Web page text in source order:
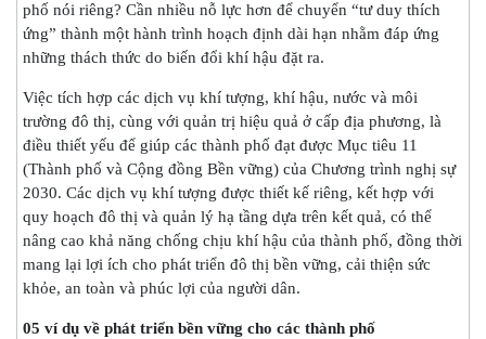
phố nói riêng? Cần nhiều nỗ lực hơn để chuyển “tư duy thích
ứng” thành một hành trình hoạch định dài hạn nhằm đáp ứng
những thách thức do biến đổi khí hậu đặt ra.
Việc tích hợp các dịch vụ khí tượng, khí hậu, nước và môi
trường đô thị, cùng với quản trị hiệu quả ở cấp địa phương, là
điều thiết yếu để giúp các thành phố đạt được Mục tiêu 11
(Thành phố và Cộng đồng Bền vững) của Chương trình nghị sự
2030. Các dịch vụ khí tượng được thiết kế riêng, kết hợp với
quy hoạch đô thị và quản lý hạ tầng dựa trên kết quả, có thể
nâng cao khả năng chống chịu khí hậu của thành phố, đồng thời
mang lại lợi ích cho phát triển đô thị bền vững, cải thiện sức
khỏe, an toàn và phúc lợi của người dân.
05 ví dụ về phát triển bền vững cho các thành phố